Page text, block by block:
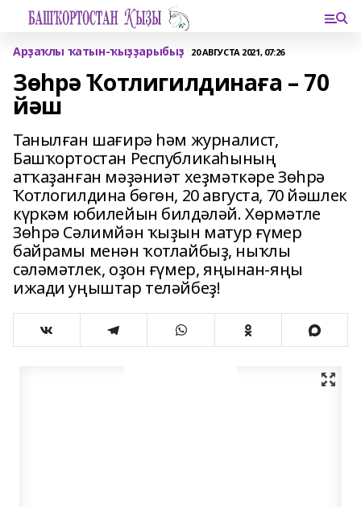
Арҙаҡлы ҡатын-ҡыҙҙарыбыҙ 20 АВГУСТА 2021, 07:26
Зөһрә Ҡотлигилдинаға – 70
йәш
Танылған шағирә һәм журналист,
Башҡортостан Республикаһының
атҡаҙанған мәҙәниәт хеҙмәткәре Зөһрә
Ҡотлогилдина бөгөн, 20 августа, 70 йәшлек
күркәм юбилейын билдәләй. Хөрмәтле
Зөһрә Сәлимйән ҡыҙын матур ғүмер
байрамы менән ҡотлайбыҙ, ныҡлы
сәләмәтлек, оҙон ғүмер, яңынан-яңы
ижади уңыштар теләйбеҙ!